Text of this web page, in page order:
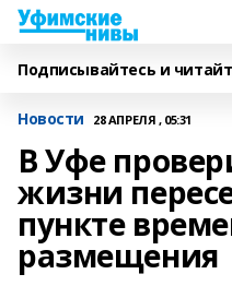
Подписывайтесь и
Новости 28 АПРЕЛЯ , 05:31
В Уфе
жизни
пункте
размещения